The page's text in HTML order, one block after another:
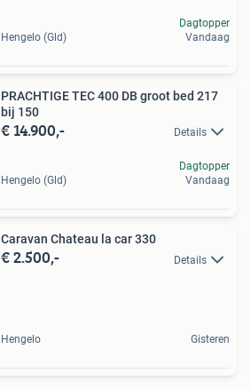
Hengelo (Gld)
Dagtopper
Vandaag
PRACHTIGE TEC 400 DB groot bed 217
bij 150
€ 14.900,- Details
Hengelo (Gld)
Dagtopper
Vandaag
Caravan Chateau la car 330
€ 2.500,- Details
Hengelo Gisteren